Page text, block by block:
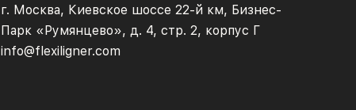
г. Москва, Киевское шоссе 22-й км, Бизнес-
Парк «Румянцево», д. 4, стр. 2, корпус Г
info@flexiligner.com